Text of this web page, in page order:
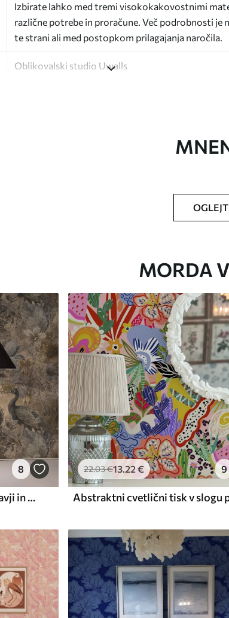
Izbirate lahko med tremi visokokakovostnimi
različne potrebe in proračune. Več podrobnosti je
te strani ali med postopkom prilagajanja naročila.
Oblikovalski studio Uwalls
Slika se natisne v želeni velikosti in razreže na
Dodate lahko lak in/ali lepilo za tapete.
Ozadje lahko nežno očistite z mehko gobo.
Premium
56.67 34.00€/m²
Premium
65.00 39
MORDA
8
Starinski cvetlični kolaž s pavji in metulji
22.03€13.22€ 9